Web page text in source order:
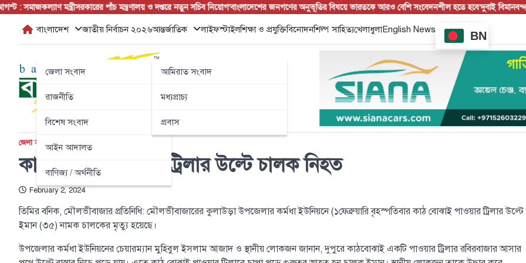
Skip
content
মন্ত্রীসরকারের পাঁচ মন্ত্রণালয় ও দপ্তরে নতুন সচিব নিয়োগ‘বাংলাদেশের জনগণের অনুভূতির বিষয়ে ভারতকে আরও বেশি সংবেদনশীল হতে হবে’দুবাই বিমানবন্দরে
বাংলাদেশ
জেলা সংবাদ
রাজনীতি
বিশেষ সংবাদ
আইন আদালত
বাণিজ্য / অর্থনীতি
জাতীয় নির্বাচন ২০২৬আন্তর্জাতিক
আমিরাত সংবাদ
মধ্যপ্রাচ্য
প্রবাস
লাইফস্টাইলশিক্ষা ও প্রযুক্তিবিনোদনশিল্প সাহিত্যখেলাধুলাEnglish News
BN
জেলা সংবাদ টপ নিউজ
কাঠবোঝাই পাওয়ার ট্রিলার উল্টে চালক নিহত
February 2, 2024
তিমির বনিক, মৌলভীবাজার প্রতিনিধি: মৌলভীবাজারের কুলাউড়া উপজেলার কর্মধা ইউনিয়নে (১ফেব্রুয়ারি বৃহস্পতিবার কাঠ বোঝাই পাওয়ার ট্রিলার উল্টে
ইমান (৩৫) নামক চালকের মৃত্যু হয়েছে।
উপজেলার কর্মধা ইউনিয়নের চেয়ারম্যান মুহিবুল ইসলাম আজাদ ও স্থানীয় লোকজন জানান, দুপুরে কাঠবোঝাই একটি পাওয়ার ট্রিলার রবিরবাজার আসার